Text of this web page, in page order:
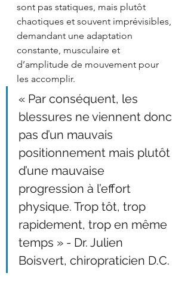
sont pas statiques, mais plutôt
chaotiques et souvent imprévisibles,
demandant une adaptation
constante, musculaire et
d’amplitude de mouvement pour
les accomplir.
« Par conséquent, les
blessures ne viennent donc
pas d’un mauvais
positionnement mais plutôt
d’une mauvaise
progression à l’effort
physique. Trop tôt, trop
rapidement, trop en même
temps » - Dr. Julien
Boisvert, chiropraticien D.C.